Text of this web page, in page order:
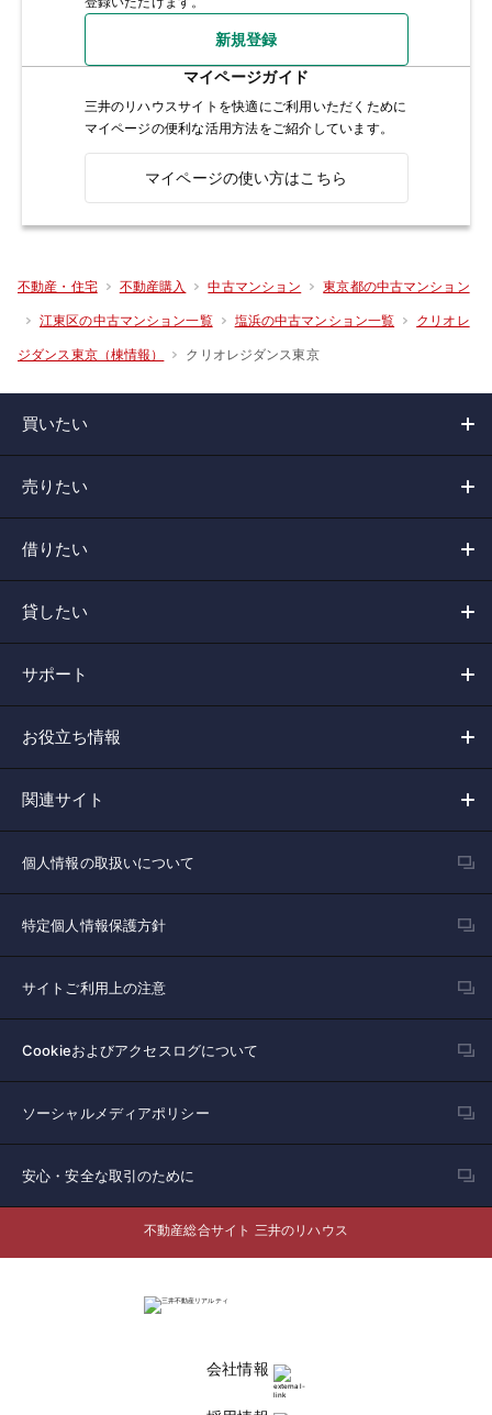
新規登録
マイページガイド
三井のリハウスサイトを快適にご利用いただくために
マイページの便利な活用方法をご紹介しています。
マイページの使い方はこちら
不動産・住宅 不動産購入 中古マンション 東京都の中古マンション
江東区の中古マンション一覧 塩浜の中古マンション一覧 クリオレ
ジダンス東京（棟情報） クリオレジダンス東京
買いたい
売りたい
借りたい
貸したい
サポート
お役立ち情報
関連サイト
個人情報の取扱いについて
特定個人情報保護方針
サイトご利用上の注意
Cookieおよびアクセスログについて
ソーシャルメディアポリシー
安心・安全な取引のために
不動産総合サイト 三井のリハウス
会社情報